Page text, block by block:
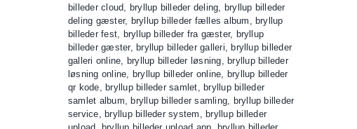
billeder cloud, bryllup billeder deling, bryllup billeder
deling gæster, bryllup billeder fælles album , bryllup
billeder fest, bryllup billeder fra gæster, bryllup
billeder gæster, bryllup billeder galleri, bryllup billeder
galleri online, bryllup billeder løsning, bryllup billeder
løsning online, bryllup billeder online, bryllup billeder
qr kode, bryllup billeder samlet, bryllup billeder
samlet album, bryllup billeder samling, bryllup billeder
service, bryllup billeder system , bryllup billeder